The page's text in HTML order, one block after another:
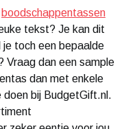
boodschappentassen
tekst? Je kan dit
je toch een bepaalde
Vraag dan een sample
dan met enkele
doen bij BudgetGift.nl.